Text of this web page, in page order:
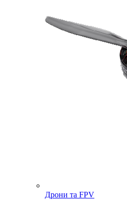
Дрони та FPV